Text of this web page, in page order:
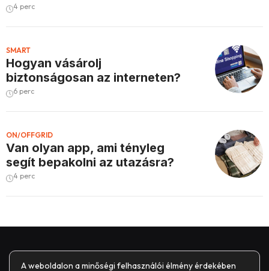
4 perc
SMART
Hogyan vásárolj
biztonságosan az interneten?
6 perc
ON/OFFGRID
Van olyan app, ami tényleg
segít bepakolni az utazásra?
4 perc
A weboldalon a minőségi felhasználói élmény érdekében